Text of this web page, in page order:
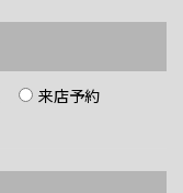
来店予約